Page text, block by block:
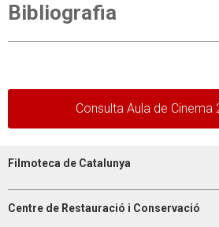
Bibliografia
Consulta Aula de Cinema
Filmoteca de Catalunya
Centre de Restauració i Conservació